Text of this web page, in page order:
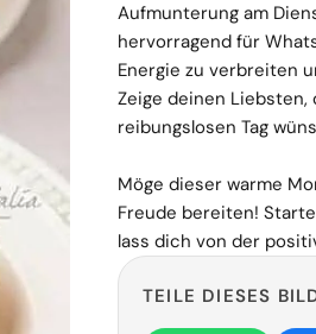
Aufmunterung am
hervorragend für
Energie zu verbreiten
Zeige deinen
reibungslosen Tag
Möge dieser warme
Freude bereiten!
lass dich von der
TEILE DIESES